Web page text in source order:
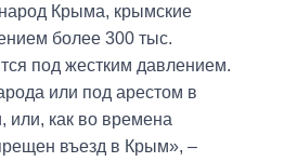
Крыма, крымские
более 300 тыс.
под жестким давлением.
или под арестом в
или, как во времена
въезд в Крым», –